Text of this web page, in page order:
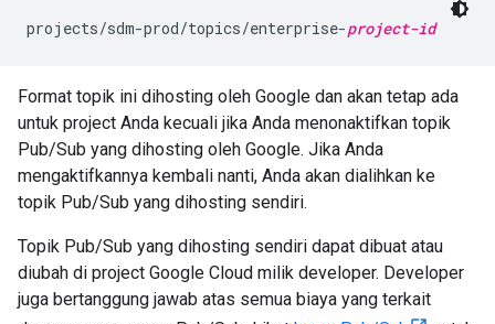
projects/sdm-prod/topics/enterprise-project-id
Format topik ini dihosting oleh Google dan akan tetap ada
untuk project Anda kecuali jika Anda menonaktifkan topik
Pub/Sub yang dihosting oleh Google. Jika Anda
mengaktifkannya kembali nanti, Anda akan dialihkan ke
topik Pub/Sub yang dihosting sendiri.
Topik Pub/Sub yang dihosting sendiri dapat dibuat atau
diubah di project Google Cloud milik developer. Developer
juga bertanggung jawab atas semua biaya yang terkait